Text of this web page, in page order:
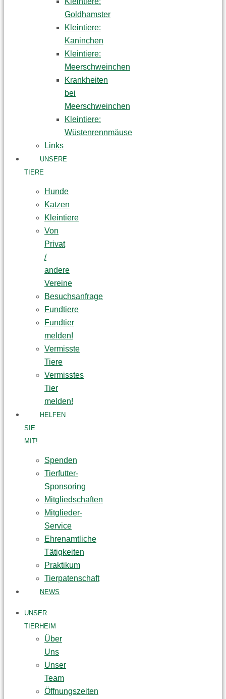
Goldhamster
Kleintiere:
Kaninchen
Kleintiere:
Meerschweinchen
Krankheiten
bei
Meerschweinchen
Kleintiere:
Wüstenrennmäuse
Links
UNSERE
TIERE
Hunde
Katzen
Kleintiere
Von
Privat
/
andere
Vereine
Besuchsanfrage
Fundtiere
Fundtier
melden!
Vermisste
Tiere
Vermisstes
Tier
melden!
HELFEN
SIE
MIT!
Spenden
Tierfutter-
Sponsoring
Mitgliedschaften
Mitglieder-
Service
Ehrenamtliche
Tätigkeiten
Praktikum
Tierpatenschaft
NEWS
UNSER
TIERHEIM
Über
Uns
Unser
Team
Öffnungszeiten